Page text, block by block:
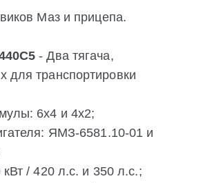
Маз и прицепа.
- Два тягача,
для транспортировки
6x4 и 4х2;
ЯМЗ-6581.10-01 и
/ 420 л.с. и 350 л.с.;